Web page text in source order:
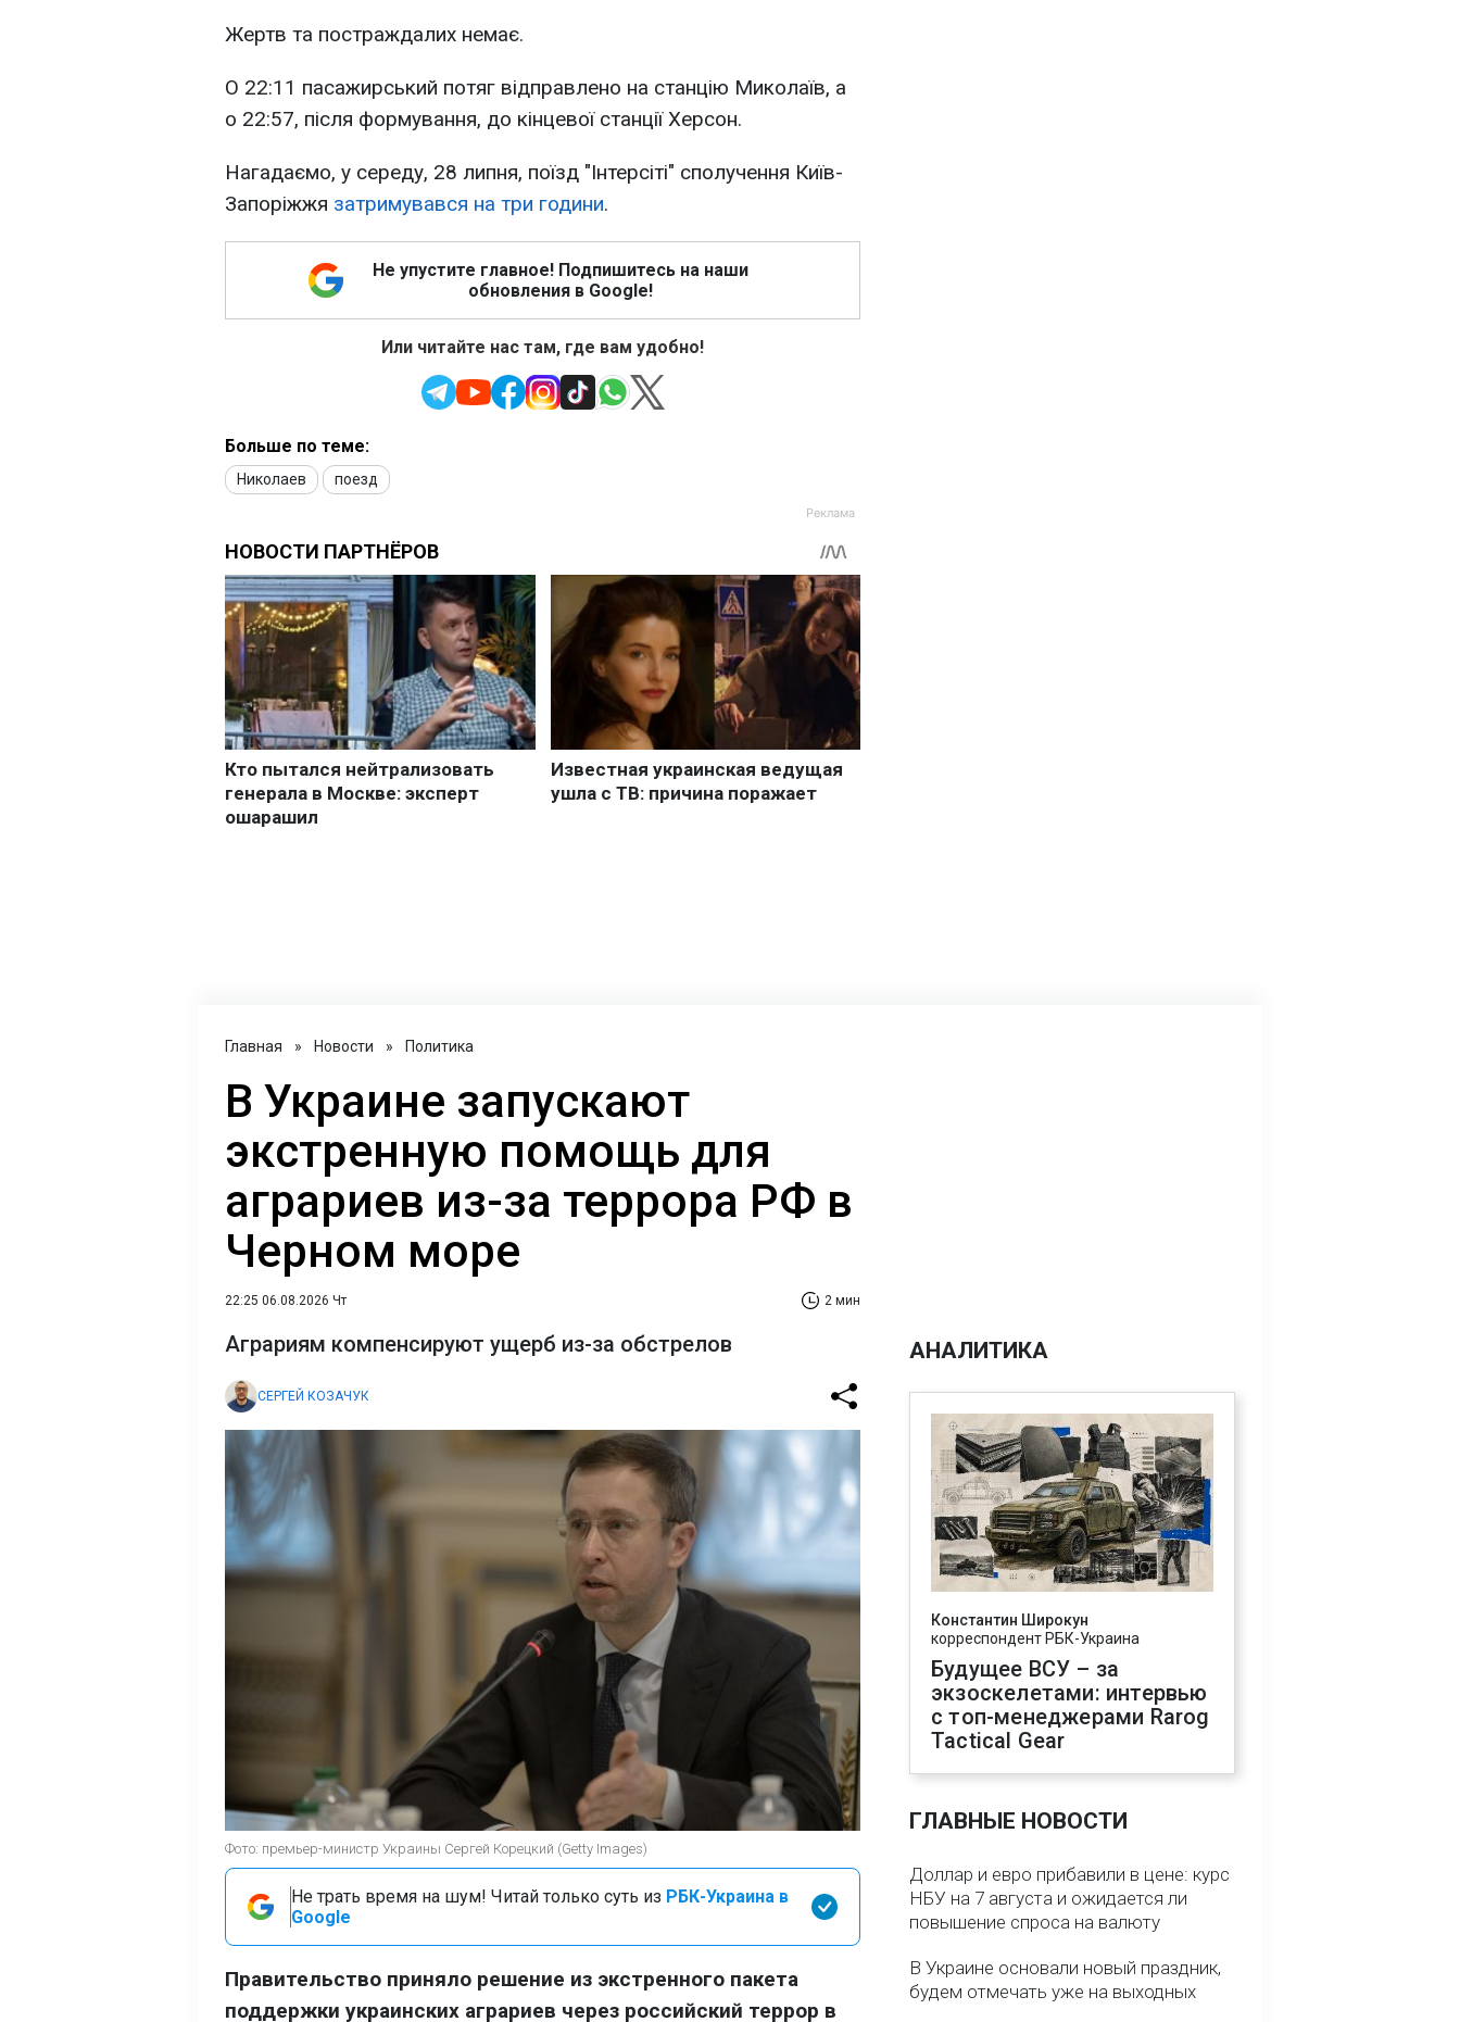
Жертв та постраждалих немає.
О 22:11 пасажирський потяг відправлено на станцію Миколаїв, а
о 22:57, після формування, до кінцевої станції Херсон.
Нагадаємо, у середу, 28 липня, поїзд "Інтерсіті" сполучення Київ-
Запоріжжя затримувався на три години.
Не упустите главное! Подпишитесь на наши
обновления в Google!
Или читайте нас там, где вам удобно!
Больше по теме:
Николаев поезд
Главная » Новости » Политика
В Украине запускают
экстренную помощь для
аграриев из-за террора РФ в
Черном море
22:25 06.08.2026 Чт 2 мин
Аграриям компенсируют ущерб из-за обстрелов
СЕРГЕЙ КОЗАЧУК
Фото: премьер-министр Украины Сергей Корецкий (Getty Images)
Не трать время на шум! Читай только суть из РБК-Украина в
Google
Правительство приняло решение из экстренного пакета
поддержки украинских аграриев через российский террор в
АНАЛИТИКА
Константин Широкун
корреспондент РБК-Украина
Будущее ВСУ – за
экзоскелетами: интервью
с топ-менеджерами Rarog
Tactical Gear
ГЛАВНЫЕ НОВОСТИ
Доллар и евро прибавили в цене: курс
НБУ на 7 августа и ожидается ли
повышение спроса на валюту
В Украине основали новый праздник,
будем отмечать уже на выходных